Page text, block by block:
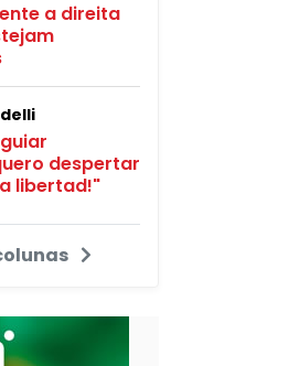
a direita
despertar
libertad!"